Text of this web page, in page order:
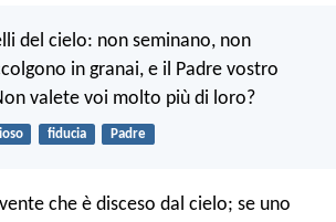
del cielo: non seminano, non
in granai, e il Padre vostro
valete voi molto più di loro?
fiducia Padre
che è disceso dal cielo; se uno